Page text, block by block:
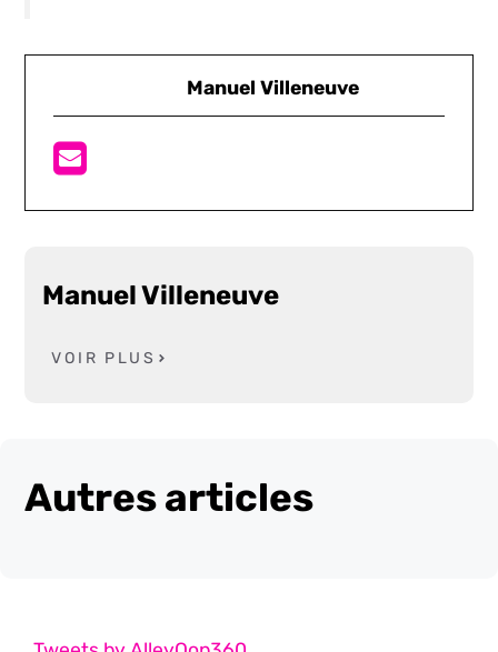
Manuel Villeneuve
Manuel Villeneuve
VOIR PLUS
Autres articles